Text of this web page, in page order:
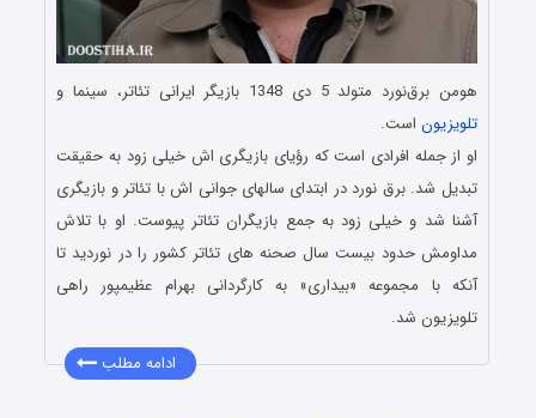
هومن برق‌نورد متولد 5 دی 1348 بازیگر ایرانی تئاتر، سینما و
تلویزیون است.
او از جمله افرادی است که رؤیای بازیگری اش خیلی زود به حقیقت
تبدیل شد. برق نورد در ابتدای سالهای جوانی اش با تئاتر و بازیگری
آشنا شد و خیلی زود به جمع بازیگران تئاتر پیوست. او با تلاش
مداومش حدود بیست سال صحنه های تئاتر کشور را در نوردید تا
آنکه با مجموعه «بیداری» به کارگردانی بهرام عظیمپور راهی
تلویزیون شد.
ادامه مطلب